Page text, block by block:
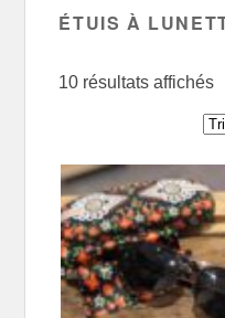
ÉTUIS À
10 résultats affichés